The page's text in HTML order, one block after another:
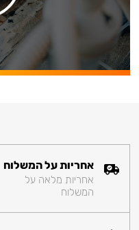
אחריות על המשלוח
אחריות מלאה על
המשלוח